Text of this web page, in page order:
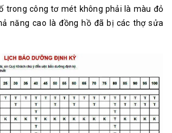
trong công tơ mét không phải là màu đỏ
năng cao là đồng hồ đã bị các thợ sửa